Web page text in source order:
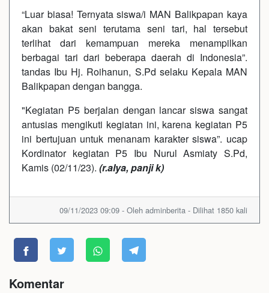
“Luar biasa! Ternyata siswa/i MAN Balikpapan kaya
akan bakat seni terutama seni tari, hal tersebut
terlihat dari kemampuan mereka menampilkan
berbagai tari dari beberapa daerah di Indonesia”.
tandas Ibu Hj. Roihanun, S.Pd selaku Kepala MAN
Balikpapan dengan bangga.
"Kegiatan P5 berjalan dengan lancar siswa sangat
antusias mengikuti kegiatan ini, karena kegiatan P5
ini bertujuan untuk menanam karakter siswa”. ucap
Kordinator kegiatan P5 Ibu Nurul Asmiaty S.Pd,
Kamis (02/11/23). (r.alya, panji k)
09/11/2023 09:09 - Oleh adminberita - Dilihat 1850 kali
Komentar